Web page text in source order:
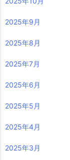
2025年9月
2025年8月
2025年7月
2025年6月
2025年5月
2025年4月
2025年3月